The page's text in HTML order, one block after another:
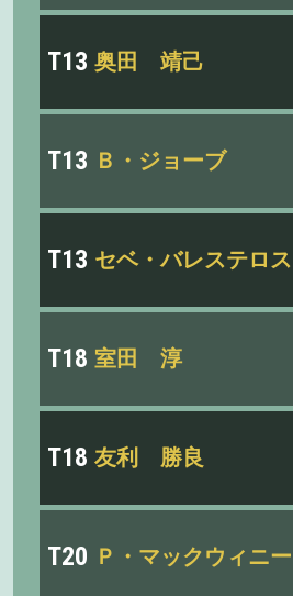
T13 奥田 靖己
T13 Ｂ・ジョーブ
T13 セベ・バレステロス
T18 室田 淳
T18 友利 勝良
T20 Ｐ・マックウィニー